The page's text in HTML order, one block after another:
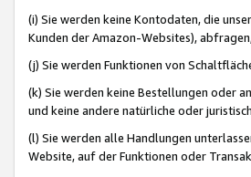
(i) Sie werden keine Kontodaten, die
Kunden der Amazon-Websites),
(j) Sie werden Funktionen von
(k) Sie werden keine Bestellungen oder
und keine andere natürliche oder
(l) Sie werden alle Handlungen
Website, auf der Funktionen oder